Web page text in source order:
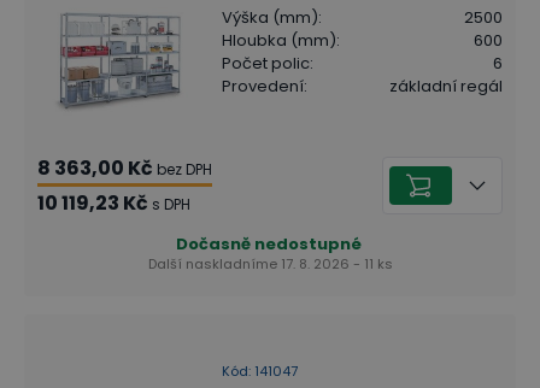
Výška (mm):
2500
Hloubka (mm):
600
Počet polic:
6
Provedení: základní regál
8 363,00 Kč bez DPH
10 119,23 Kč s DPH
Dočasně nedostupné
Další naskladníme 17. 8. 2026 - 11 ks
Kód: 141047